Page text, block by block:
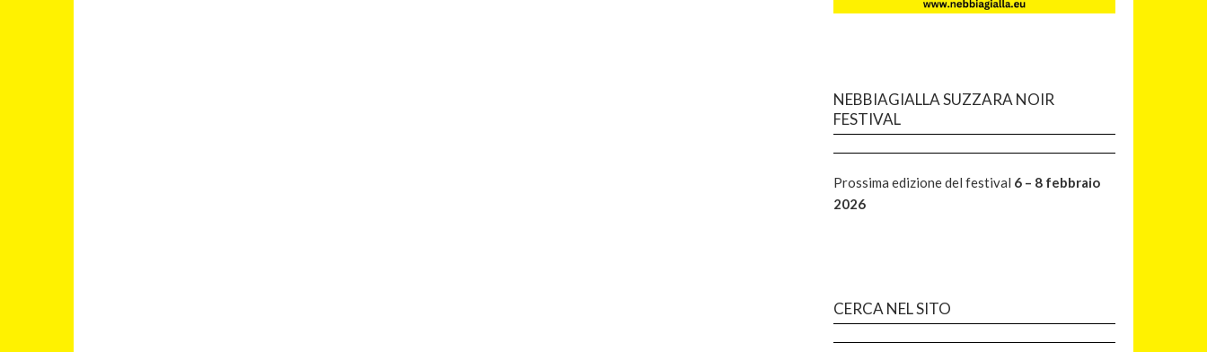
NEBBIAGIALLA SUZZARA NOIR
FESTIVAL
Prossima edizione del festival 6 – 8 febbraio
2026
CERCA NEL SITO